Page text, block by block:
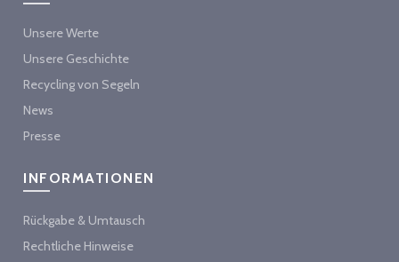
Unsere Werte
Unsere Geschichte
Recycling von Segeln
News
Presse
INFORMATIONEN
Rückgabe & Umtausch
Rechtliche Hinweise